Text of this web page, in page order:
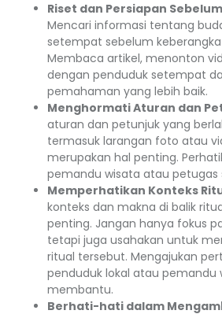
Riset dan Persiapan
Mencari informasi tentang
setempat sebelum
Membaca artikel, menonton
dengan penduduk setempat
pemahaman yang lebih baik.
Menghormati Aturan dan
aturan dan petunjuk yang
termasuk larangan foto atau
merupakan hal penting.
pemandu wisata atau petugas
Memperhatikan Konteks
konteks dan makna di balik
penting. Jangan hanya fokus
tetapi juga usahakan untuk
ritual tersebut. Mengajukan
penduduk lokal atau pemandu
membantu.
Berhati-hati dalam